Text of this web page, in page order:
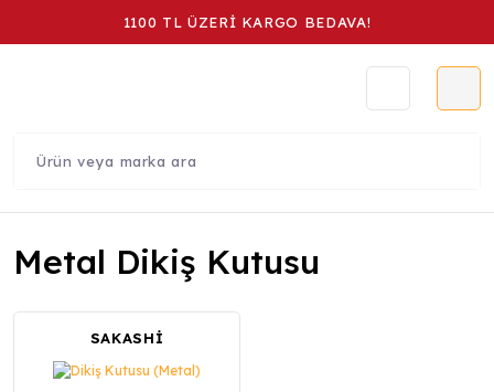
1100 TL ÜZERİ KARGO BEDAVA!
Metal Dikiş Kutusu
SAKASHİ